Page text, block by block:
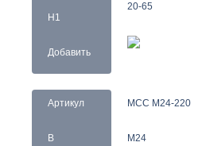
H1
Добавить
20-65
Артикул
B
MCC M24-220
M24